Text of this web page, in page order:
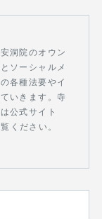
洞院のオウン
ソーシャルメ
各種法要やイ
いきます。寺
公式サイト
ください。